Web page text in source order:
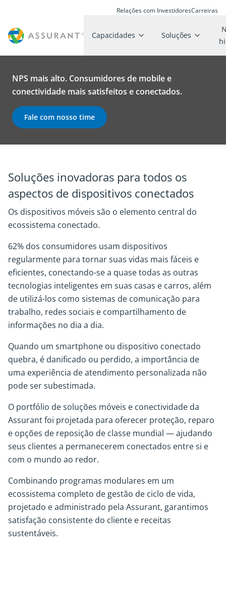
Relações com InvestidoresCarreiras
Capacidades Soluções
NPS mais alto. Consumidores de mobile e
conectividade mais satisfeitos e conectados.
Fale com nosso time
Soluções inovadoras para todos os
aspectos de dispositivos conectados
Os dispositivos móveis são o elemento central do
ecossistema conectado.
62% dos consumidores usam dispositivos
regularmente para tornar suas vidas mais fáceis e
eficientes, conectando-se a quase todas as outras
tecnologias inteligentes em suas casas e carros, além
de utilizá-los como sistemas de comunicação para
trabalho, redes sociais e compartilhamento de
informações no dia a dia.
Quando um smartphone ou dispositivo conectado
quebra, é danificado ou perdido, a importância de
uma experiência de atendimento personalizada não
pode ser subestimada.
O portfólio de soluções móveis e conectividade da
Assurant foi projetada para oferecer proteção, reparo
e opções de reposição de classe mundial — ajudando
seus clientes a permanecerem conectados entre si e
com o mundo ao redor.
Combinando programas modulares em um
ecossistema completo de gestão de ciclo de vida,
projetado e administrado pela Assurant, garantimos
satisfação consistente do cliente e receitas
sustentáveis.